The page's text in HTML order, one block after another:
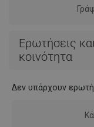
Ερωτήσεις
κοινότητα
Δεν υπάρχουν